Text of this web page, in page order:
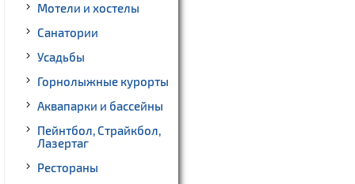
Мотели и хостелы
Санатории
Усадьбы
Горнолыжные курорты
Аквапарки и бассейны
Пейнтбол, Страйкбол,
Лазертаг
Рестораны